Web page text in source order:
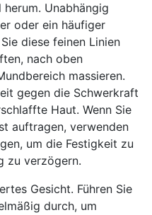
Unabhängig
oder ein häufiger
diese feinen Linien
nach oben
massieren.
gegen die Schwerkraft
Haut. Wenn Sie
auftragen, verwenden
um die Festigkeit zu
zu verzögern.
Gesicht. Führen Sie
durch, um